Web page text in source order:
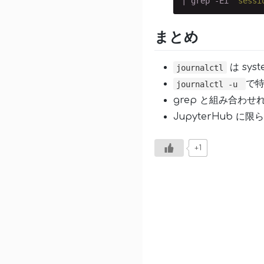
まとめ
journalctl は
journalctl -u
で
grep と組み合わせ
JupyterHub に限
+1